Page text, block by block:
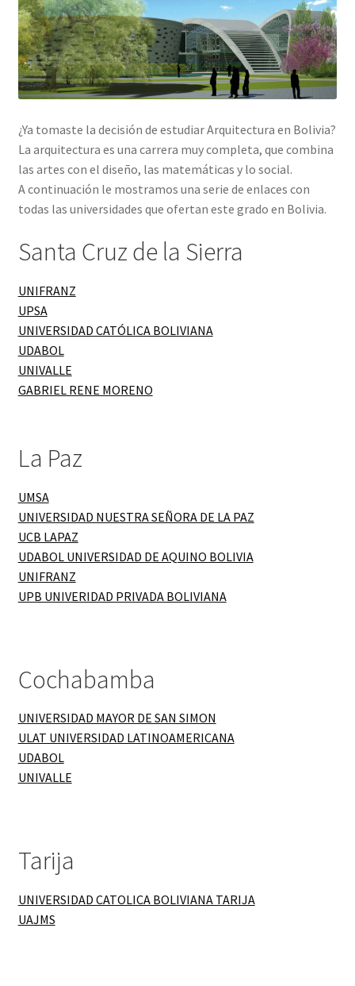
¿Ya tomaste la decisión de estudiar Arquitectura en Bolivia?
La arquitectura es una carrera muy completa, que combina
las artes con el diseño, las matemáticas y lo social.
A continuación le mostramos una serie de enlaces con
todas las universidades que ofertan este grado en Bolivia.
Santa Cruz de la Sierra
UNIFRANZ
UPSA
UNIVERSIDAD CATÓLICA BOLIVIANA
UDABOL
UNIVALLE
GABRIEL RENE MORENO
La Paz
UMSA
UNIVERSIDAD NUESTRA SEÑORA DE LA PAZ
UCB LAPAZ
UDABOL UNIVERSIDAD DE AQUINO BOLIVIA
UNIFRANZ
UPB UNIVERIDAD PRIVADA BOLIVIANA
Cochabamba
UNIVERSIDAD MAYOR DE SAN SIMON
ULAT UNIVERSIDAD LATINOAMERICANA
UDABOL
UNIVALLE
Tarija
UNIVERSIDAD CATOLICA BOLIVIANA TARIJA
UAJMS